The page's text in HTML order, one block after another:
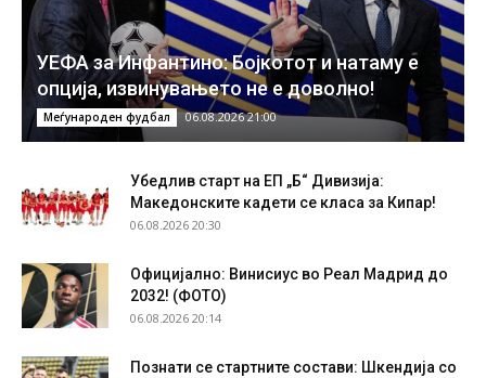
УЕФА за Инфантино: Бојкотот и натаму е
опција, извинувањето не е доволно!
Меѓународен фудбал 06.08.2026 21:00
Убедлив старт на ЕП „Б“ Дивизија:
Македонските кадети се класа за Кипар!
06.08.2026 20:30
Официјално: Винисиус во Реал Мадрид до
2032! (ФОТО)
06.08.2026 20:14
Познати се стартните состави: Шкендија со